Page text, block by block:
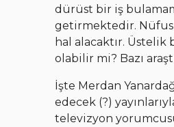
dürüst bir iş
getirmektedir.
hal alacaktır.
olabilir mi? Bazı
İşte Merdan
edecek (?)
televizyon